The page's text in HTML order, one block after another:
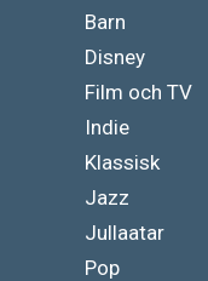
Barn
Disney
Film och TV
Indie
Klassisk
Jazz
Jullaatar
Pop